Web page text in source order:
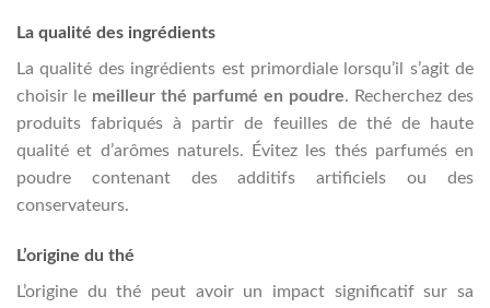
La qualité des ingrédients
La qualité des ingrédients est primordiale lorsqu’il s’agit de
choisir le meilleur thé parfumé en poudre. Recherchez des
produits fabriqués à partir de feuilles de thé de haute
qualité et d’arômes naturels. Évitez les thés parfumés en
poudre contenant des additifs artificiels ou des
conservateurs.
L’origine du thé
L’origine du thé peut avoir un impact significatif sur sa